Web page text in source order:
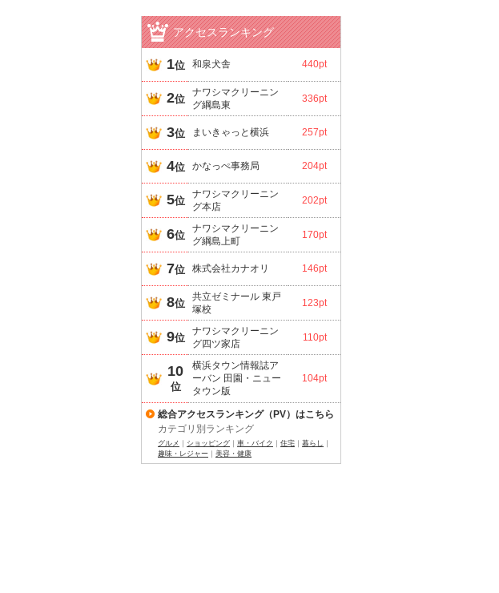
アクセスランキング
1位 和泉犬舎 440pt
2位
ナワシマクリーニン
グ綱島東
336pt
3位 まいきゃっと横浜 257pt
4位 かなっぺ事務局 204pt
5位
ナワシマクリーニン
グ本店
202pt
6位
ナワシマクリーニン
グ綱島上町
170pt
7位 株式会社カナオリ 146pt
8位
共立ゼミナール 東戸
塚校
123pt
9位
ナワシマクリーニン
グ四ツ家店
110pt
10
位
横浜タウン情報誌ア
ーバン 田園・ニュー
タウン版
104pt
総合アクセスランキング（PV）はこちら
カテゴリ別ランキング
グルメ ショッピング 車・バイク 住宅 暮らし
趣味・レジャー
美容・健康